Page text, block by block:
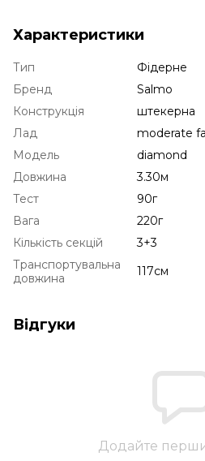
Характеристики
Тип
Фідерне
Бренд
Salmo
Конструкція
штекерна
Лад
moderate
Модель
diamond
Довжина
3.30м
Тест
90г
Вага
220г
Кількість секцій
3+3
Транспортувальна
довжина
117см
Відгуки
Додайте